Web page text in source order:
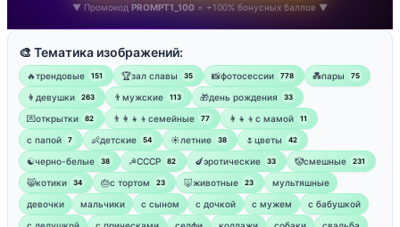
▼ Промокод PROMPT1_100 = +100% бонусных баллов ▼
🎨 Тематика изображений:
🔥трендовые 151 🏆зал славы 35 📸фотосессии 778 💑пары 75
👩девушки 263 👨мужские 113 🎁день рождения 33
💌открытки 82 👨‍👩‍👧‍👦семейные 77 👩‍👧‍👦с мамой 11
‍с папой 7 👶детские 54 ☀️летние 38 🌷цветы 42
☯︎черно-белые 38 ☭СССР 82 🍆эротические 33 🤡смешные 231
😸котики 34 🎂с тортом 23 🐷животные 23
мультяшные
девочки
мальчики с сыном с дочкой с мужем
с бабушкой